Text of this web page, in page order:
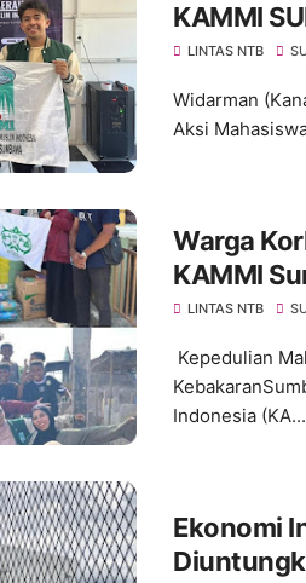
KAMMI
LINTAS NTB
Widarman
Aksi
Warga
KAMMI
LINTAS NTB
Kepedulian
Indonesia (KA...
Ekonomi